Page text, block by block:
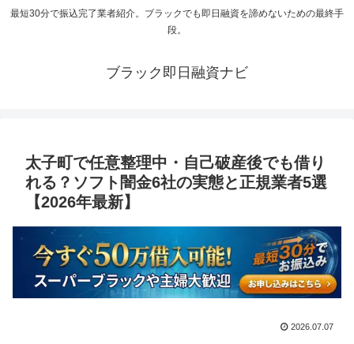
最短30分で振込完了業者紹介。ブラックでも即日融資を諦めないための最終手
段。
ブラック即日融資ナビ
太子町で任意整理中・自己破産後でも借り
れる？ソフト闇金6社の実態と正規業者5選
【2026年最新】
2026.07.07